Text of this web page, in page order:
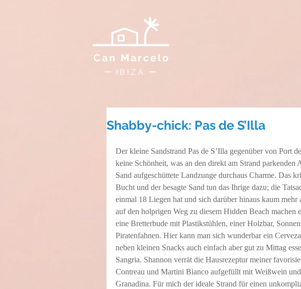
Can Marcelo
IBIZA
Shabby-chick: Pas de S’Illa
Der kleine Sandstrand Pas de S’Illa gegenüber von Port
keine Schönheit, was an den direkt am Strand
Sand aufgeschüttete Landzunge durchaus Charme. Das
Bucht und der besagte Sand tun das Ihrige dazu; die
einmal 18 Liegen hat und sich darüber hinaus kaum
auf den holprigen Weg zu diesem Hidden Beach machen
eine Bretterbude mit Plastikstühlen, einer Holzbar,
Piratenfahnen. Hier kann man sich wunderbar ein
neben kleinen Snacks auch einfach aber gut zu Mittag
Sangria. Shannon verrät die Hausrezeptur meiner
Contreau und Martini Bianco aufgefüllt mit Weißwein
Granadina. Für mich der ideale Strand für einen